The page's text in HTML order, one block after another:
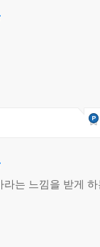
는 느낌을 받게